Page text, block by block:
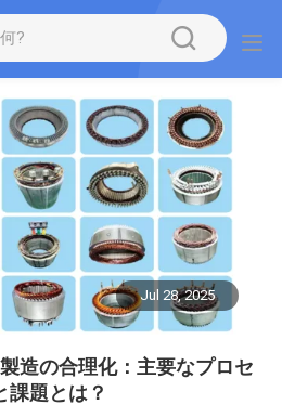
Jul 28, 2025
造の合理化：主要なプロセ
課題とは？